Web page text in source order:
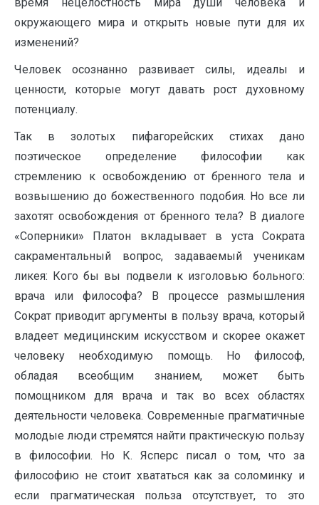
окружающего мира и открыть новые пути для их
изменений?
Человек осознанно развивает силы, идеалы и
ценности, которые могут давать рост духовному
потенциалу.
Так в золотых пифагорейских стихах дано
поэтическое определение философии как
стремлению к освобождению от бренного тела и
возвышению до божественного подобия. Но все ли
захотят освобождения от бренного тела? В диалоге
«Соперники» Платон вкладывает в уста Сократа
сакраментальный вопрос, задаваемый ученикам
ликея: Кого бы вы подвели к изголовью больного:
врача или философа? В процессе размышления
Сократ приводит аргументы в пользу врача, который
владеет медицинским искусством и скорее окажет
человеку необходимую помощь. Но философ,
обладая всеобщим знанием, может быть
помощником для врача и так во всех областях
деятельности человека. Современные прагматичные
молодые люди стремятся найти практическую пользу
в философии. Но К. Ясперс писал о том, что за
философию не стоит хвататься как за соломинку и
если прагматическая польза отсутствует, то это